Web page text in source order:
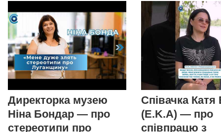
Директорка музею
Ніна Бондар — про
стереотипи про
Співачка Катя
(E.K.A) — про
співпрацю з